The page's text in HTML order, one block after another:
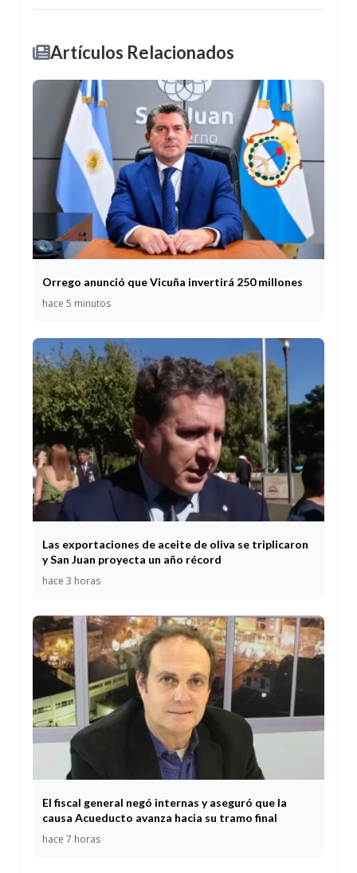
Artículos Relacionados
Orrego anunció que Vicuña invertirá 250 millones
hace 5 minutos
Las exportaciones de aceite de oliva se triplicaron
y San Juan proyecta un año récord
hace 3 horas
El fiscal general negó internas y aseguró que la
causa Acueducto avanza hacia su tramo final
hace 7 horas